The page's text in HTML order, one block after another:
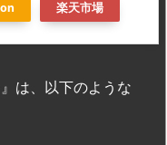
楽天市場
は、以下のような